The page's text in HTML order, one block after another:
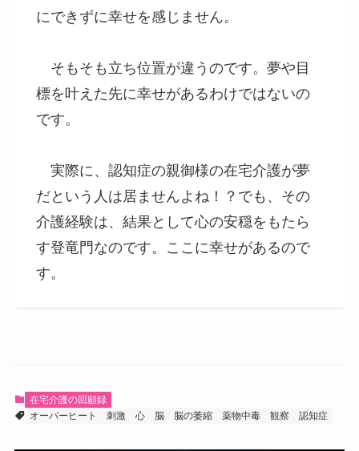
にできずに幸せを感じません。
そもそも立ち位置が違うのです。夢や目
標を叶えた先に幸せがあるわけではないの
です。
実際に、認知症の親御様の在宅介護が夢
だという人は居ませんよね！？でも、その
介護経験は、結果として心の安穏をもたら
す登竜門なのです。ここに幸せがあるので
す。
在宅介護の回顧録
オーバーヒート
刺激 心 脳 脳の萎縮 薬物中毒 観察 認知症